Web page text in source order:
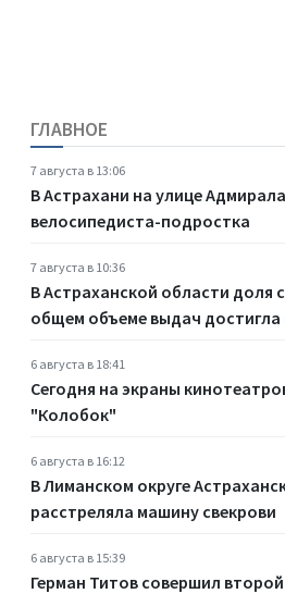
ГЛАВНОЕ
7 августа в 13:06
В Астрахани на улице
велосипедиста-подростка
7 августа в 10:36
В Астраханской области доля
общем объеме выдач достигла
6 августа в 18:41
Сегодня на экраны
"Колобок"
6 августа в 16:12
В Лиманском округе
расстреляла машину свекрови
6 августа в 15:39
Герман Титов совершил